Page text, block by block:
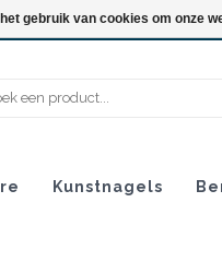
Kunstnagels
gebruik van cookies om onze